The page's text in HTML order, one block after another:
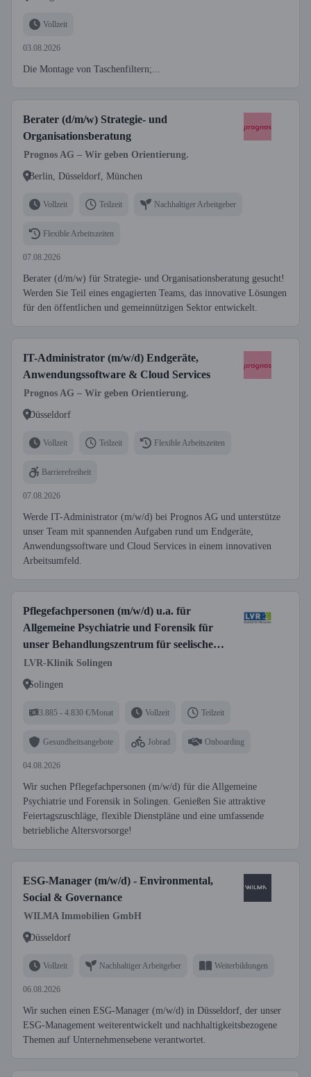
Vollzeit
03.08.2026
Die Montage von Taschenfiltern;...
Berater (d/m/w) Strategie- und
Organisationsberatung
Prognos AG – Wir geben Orientierung.
Berlin, Düsseldorf, München
Vollzeit Teilzeit Nachhaltiger Arbeitgeber
Flexible Arbeitszeiten
07.08.2026
Berater (d/m/w) für Strategie- und Organisationsberatung gesucht!
Werden Sie Teil eines engagierten Teams, das innovative Lösungen
für den öffentlichen und gemeinnützigen Sektor entwickelt.
IT-Administrator (m/w/d) Endgeräte,
Anwendungssoftware & Cloud Services
Prognos AG – Wir geben Orientierung.
Düsseldorf
Vollzeit Teilzeit Flexible Arbeitszeiten
Barrierefreiheit
07.08.2026
Werde IT-Administrator (m/w/d) bei Prognos AG und unterstütze
unser Team mit spannenden Aufgaben rund um Endgeräte,
Anwendungssoftware und Cloud Services in einem innovativen
Arbeitsumfeld.
Pflegefachpersonen (m/w/d) u.a. für
Allgemeine Psychiatrie und Forensik für
unser Behandlungszentrum für seelische
Gesundheit - Wir freuen uns auf Sie!
LVR-Klinik Solingen
Solingen
3.885 - 4.830 €/Monat Vollzeit Teilzeit
Gesundheitsangebote Jobrad Onboarding
04.08.2026
Wir suchen Pflegefachpersonen (m/w/d) für die Allgemeine
Psychiatrie und Forensik in Solingen. Genießen Sie attraktive
Feiertagszuschläge, flexible Dienstpläne und eine umfassende
betriebliche Altersvorsorge!
ESG-Manager (m/w/d) - Environmental,
Social & Governance
WILMA Immobilien GmbH
Düsseldorf
Vollzeit Nachhaltiger Arbeitgeber Weiterbildungen
06.08.2026
Wir suchen einen ESG-Manager (m/w/d) in Düsseldorf, der unser
ESG-Management weiterentwickelt und nachhaltigkeitsbezogene
Themen auf Unternehmensebene verantwortet.